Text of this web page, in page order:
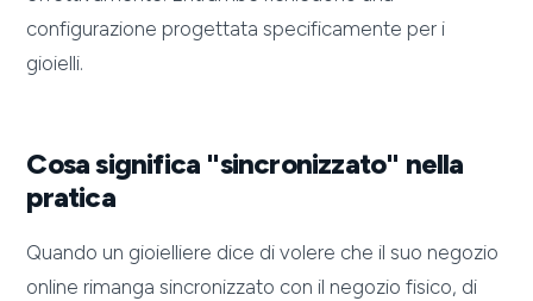
configurazione progettata specificamente per i
gioielli.
Cosa significa "sincronizzato" nella
pratica
Quando un gioielliere dice di volere che il suo negozio
online rimanga sincronizzato con il negozio fisico, di